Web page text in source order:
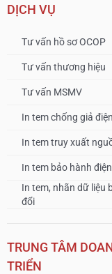
DỊCH VỤ
Tư vấn hồ sơ OCOP
Tư vấn thương hiệu
Tư vấn MSMV
In tem chống giả
In tem truy xuất
In tem bảo hành
In tem, nhãn dữ liệu
đổi
TRUNG TÂM
TRIỂN